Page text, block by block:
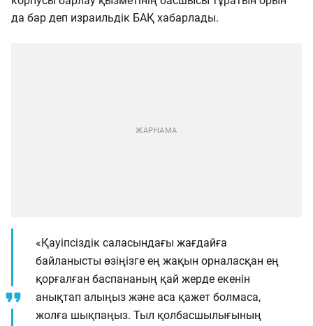
да бар деп израильдік БАҚ хабарлады.
«Қауіпсіздік саласындағы жағдайға
байланысты өзіңізге ең жақын орналасқан ең
қорғалған баспананың қай жерде екенін
анықтап алыңыз және аса қажет болмаса,
жолға шықпаңыз. Тыл қолбасшылығының